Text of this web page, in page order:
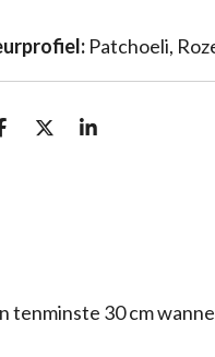
Patchoeli,
D
S
tenminste 30 cm